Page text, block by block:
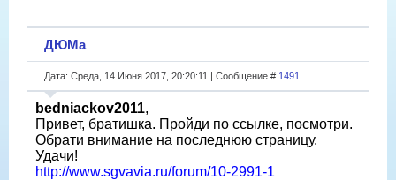
ДЮМа
Дата: Среда, 14 Июня 2017, 20:20:11 | Сообщение # 1491
bedniackov2011,
Привет, братишка. Пройди по ссылке, посмотри.
Обрати внимание на последнюю страницу.
Удачи!
http://www.sgvavia.ru/forum/10-2991-1